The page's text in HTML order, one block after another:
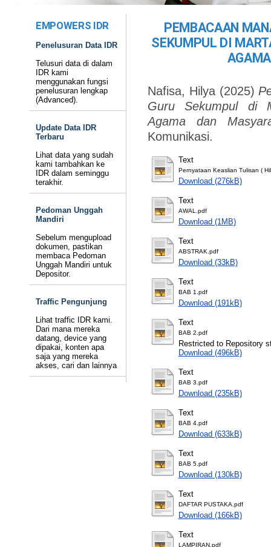
EMPOWERS IDR
Penelusuran Data IDR
Telusuri data di dalam
IDR kami
menggunakan fungsi
penelusuran lengkap
(Advanced).
Update Data IDR
Terbaru
Lihat data yang sudah
kami tambahkan ke
IDR dalam seminggu
terakhir.
Pedoman Unggah
Mandiri
Sebelum mengupload
dokumen, pastikan
membaca Pedoman
Unggah Mandiri untuk
Depositor.
Traffic Pengunjung
Lihat traffic IDR kami.
Dari mana mereka
datang, device yang
dipakai, konten apa
saja yang mereka
akses, cari dan lainnya
PEMBACAAN
SEKUMPUL DI
Nafisa, Hilya(2025)
Guru Sekumpul di
Agama dan
Komunikasi.
Text
Pernyataan Keaslian Tulisan (
Download (276kB)
Text
AWAL.pdf
Download (1MB)
Text
ABSTRAK.pdf
Download (33kB)
Text
BAB 1.pdf
Download (191kB)
Text
BAB 2.pdf
Restricted to Repository
Download (496kB)
Text
BAB 3.pdf
Download (235kB)
Text
BAB 4.pdf
Download (633kB)
Text
BAB 5.pdf
Download (130kB)
Text
DAFTAR PUSTAKA.pdf
Download (166kB)
Text
LAMPIRAN.pdf